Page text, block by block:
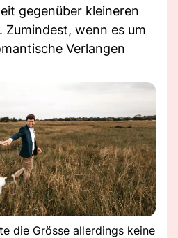
gegenüber kleineren
Zumindest, wenn es um
Verlangen
die Grösse allerdings keine